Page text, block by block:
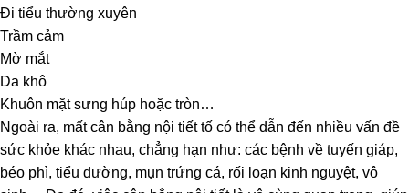
Đi tiểu thường xuyên
Trầm cảm
Mờ mắt
Da khô
Khuôn mặt sưng húp hoặc tròn…
Ngoài ra, mất cân bằng nội tiết tố có thể dẫn đến nhiều vấn đề
sức khỏe khác nhau, chẳng hạn như: các bệnh về tuyến giáp,
béo phì, tiểu đường, mụn trứng cá, rối loạn kinh nguyệt, vô